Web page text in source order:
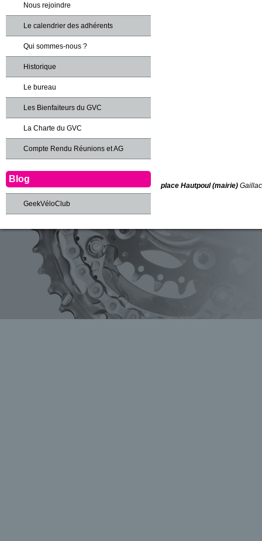
place Hautpoul (mairie) Gaillac
Nous rejoindre
Le calendrier des adhérents
Qui sommes-nous ?
Historique
Le bureau
Les Bienfaiteurs du GVC
La Charte du GVC
Compte Rendu Réunions et AG
Blog
GeekVéloClub